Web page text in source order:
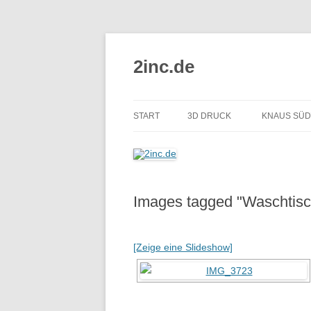
2inc.de
START 3D DRUCK KNAUS
Images tagged
[Zeige eine Slideshow]